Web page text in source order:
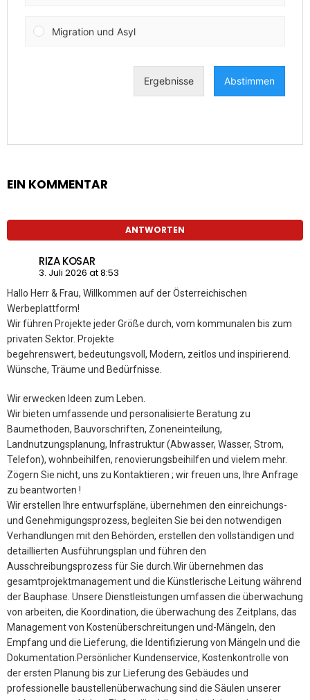
EIN KOMMENTAR
ANTWORTEN
RIZA KOSAR
3. Juli 2026 at 8:53
Hallo Herr & Frau, Willkommen auf der Österreichischen
Werbeplattform!
Wir führen Projekte jeder Größe durch, vom kommunalen bis zum
privaten Sektor. Projekte
begehrenswert, bedeutungsvoll, Modern, zeitlos und inspirierend.
Wünsche, Träume und Bedürfnisse.
Wir erwecken Ideen zum Leben.
Wir bieten umfassende und personalisierte Beratung zu
Baumethoden, Bauvorschriften, Zoneneinteilung,
Landnutzungsplanung, Infrastruktur (Abwasser, Wasser, Strom,
Telefon), wohnbeihilfen, renovierungsbeihilfen und vielem mehr.
Zögern Sie nicht, uns zu Kontaktieren ; wir freuen uns, Ihre Anfrage
zu beantworten !
Wir erstellen Ihre entwurfspläne, übernehmen den einreichungs-
und Genehmigungsprozess, begleiten Sie bei den notwendigen
Verhandlungen mit den Behörden, erstellen den vollständigen und
detaillierten Ausführungsplan und führen den
Ausschreibungsprozess für Sie durch.Wir übernehmen das
gesamtprojektmanagement und die Künstlerische Leitung während
der Bauphase. Unsere Dienstleistungen umfassen die überwachung
von arbeiten, die Koordination, die überwachung des Zeitplans, das
Management von Kostenüberschreitungen und-Mängeln, den
Empfang und die Lieferung, die Identifizierung von Mängeln und die
Dokumentation.Persönlicher Kundenservice, Kostenkontrolle von
der ersten Planung bis zur Lieferung des Gebäudes und
professionelle baustellenüberwachung sind die Säulen unserer